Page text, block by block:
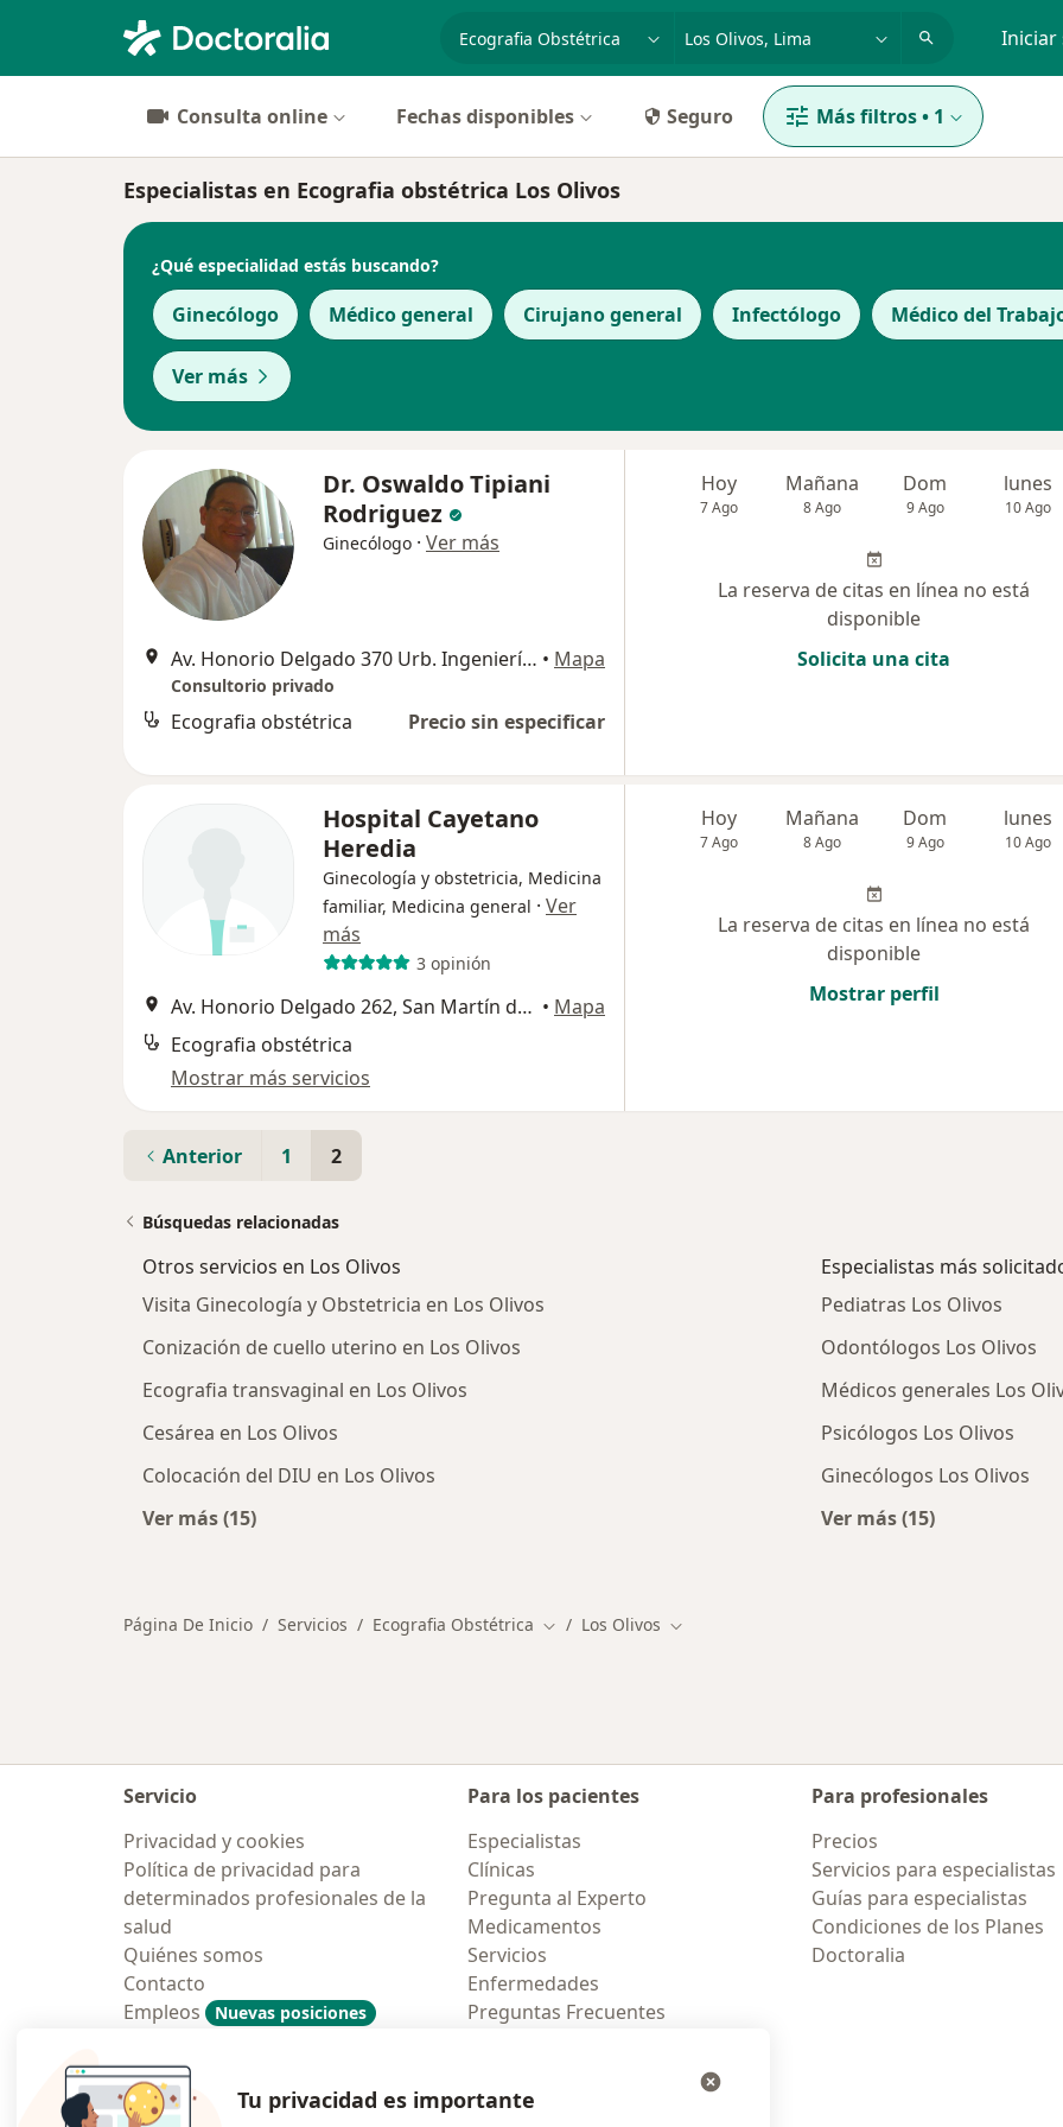
especialidad, enfermedad o nombre Iniciar
Consulta online Fechas disponibles Seguro Más filtros• 1
Especialistas en Ecografia obstétrica Los Olivos
¿Qué especialidad estás buscando?
Ginecólogo Médico general Cirujano general Infectólogo Médico del
Ver más
Dr. Oswaldo Tipiani
Rodriguez
Ginecólogo · Ver más
Av. Honorio Delgado 370 Urb. Ingeniería - San Martín de Porres, San Martín de Porres • Mapa
Consultorio privado
Ecografia obstétrica Precio sin especificar
Hoy
7 Ago
Mañana
8 Ago
Dom
9 Ago
lunes
10 Ago
La reserva de citas en línea no está
disponible
Solicita una cita
Hospital Cayetano
Heredia
Ginecología y obstetricia, Medicina
familiar, Medicina general · Ver
más
3 opinión
Av. Honorio Delgado 262, San Martín de Porres • Mapa
Ecografia obstétrica
Mostrar más servicios
Hoy
7 Ago
Mañana
8 Ago
Dom
9 Ago
lunes
10 Ago
La reserva de citas en línea no está
disponible
Mostrar perfil
Anterior 1 2
Búsquedas relacionadas
Otros servicios en Los Olivos
Visita Ginecología y Obstetricia en Los Olivos
Conización de cuello uterino en Los Olivos
Ecografia transvaginal en Los Olivos
Cesárea en Los Olivos
Colocación del DIU en Los Olivos
Ver más (15)
Especialistas más
Pediatras Los Olivos
Odontólogos Los Olivos
Médicos generales Los
Psicólogos Los Olivos
Ginecólogos Los Olivos
Ver más (15)
Página De Inicio Servicios Ecografia Obstétrica Cambiar de ciudad
Los Olivos Cambiar de ciudad
Servicio
Privacidad y cookies
Política de privacidad para
determinados profesionales de la
salud
Quiénes somos
Contacto
Empleos
Nuevas posiciones
Contratación
Para los pacientes
Especialistas
Clínicas
Pregunta al Experto
Medicamentos
Servicios
Enfermedades
Preguntas Frecuentes
Para profesionales
Precios
Servicios para especialistas
Guías para especialistas
Condiciones de los Planes
Doctoralia
Tu privacidad es importante